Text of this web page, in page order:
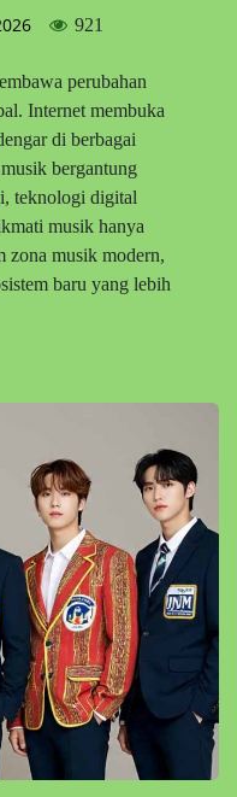
921
perubahan
Internet membuka
di berbagai
bergantung
teknologi digital
musik hanya
zona musik modern,
baru yang lebih